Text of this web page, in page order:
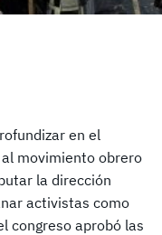
en el
movimiento obrero
la dirección
activistas como
congreso aprobó las